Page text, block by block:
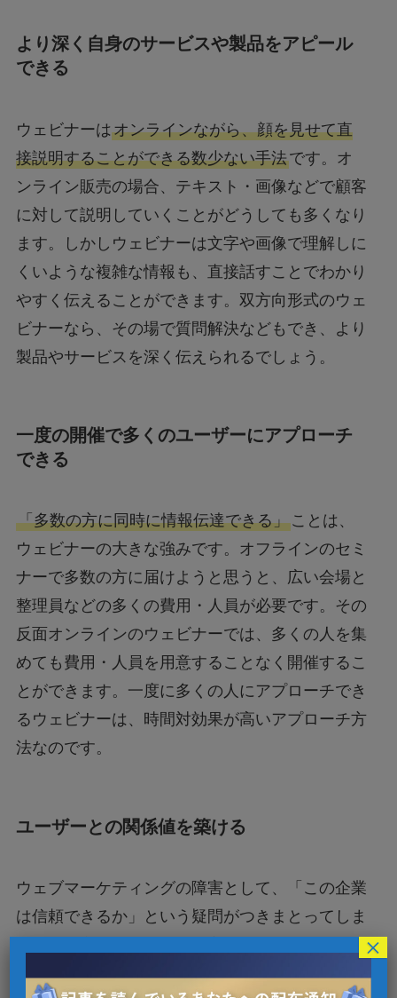
より深く自身のサービスや製品をアピール
できる
ウェビナーはオンラインながら、顔を見せて直
接説明することができる数少ない手法です。オ
ンライン販売の場合、テキスト・画像などで顧客
に対して説明していくことがどうしても多くなり
ます。しかしウェビナーは文字や画像で理解しに
くいような複雑な情報も、直接話すことでわかり
やすく伝えることができます。双方向形式のウェ
ビナーなら、その場で質問解決などもでき、より
製品やサービスを深く伝えられるでしょう。
一度の開催で多くのユーザーにアプローチ
できる
「多数の方に同時に情報伝達できる」ことは、
ウェビナーの大きな強みです。オフラインのセミ
ナーで多数の方に届けようと思うと、広い会場と
整理員などの多くの費用・人員が必要です。その
反面オンラインのウェビナーでは、多くの人を集
めても費用・人員を用意することなく開催するこ
とができます。一度に多くの人にアプローチでき
るウェビナーは、時間対効果が高いアプローチ方
法なのです。
ユーザーとの関係値を築ける
ウェブマーケティングの障害として、「この企業
は信頼できるか」という疑問がつきまとってしま
×